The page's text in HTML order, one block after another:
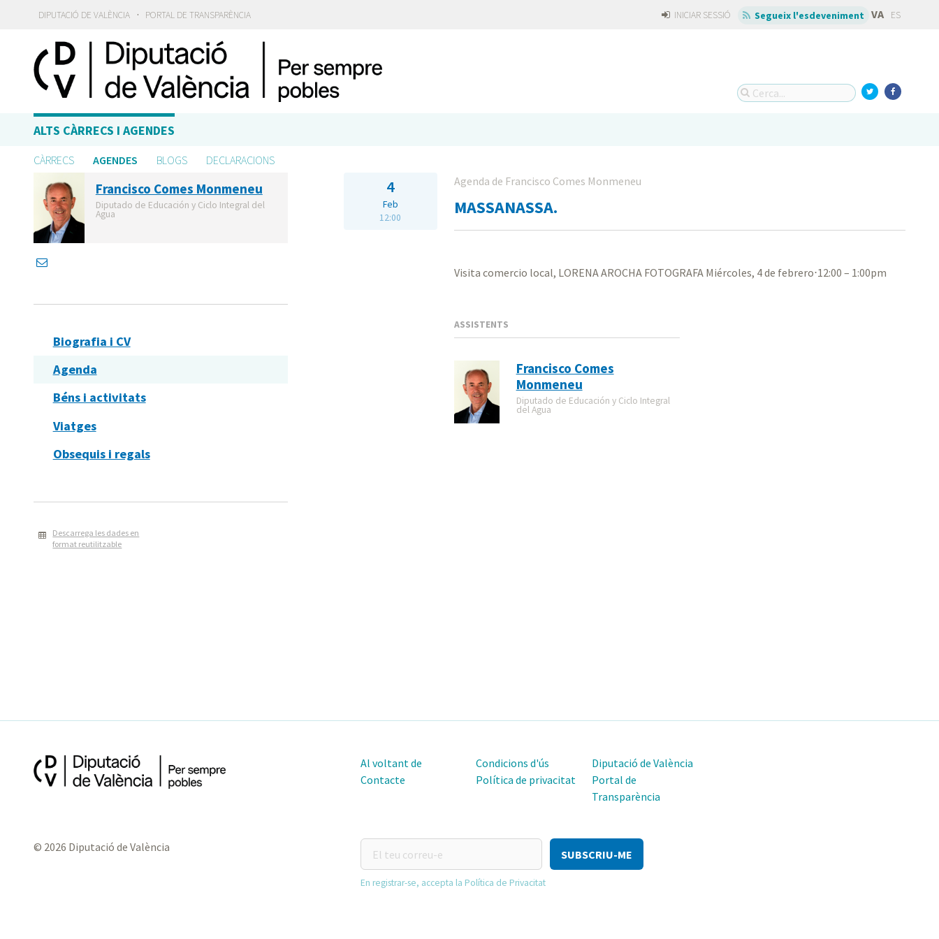
DIPUTACIÓ DE VALÈNCIA · PORTAL DE TRANSPARÈNCIA INICIAR SESSIÓ Segueix l'esdeveniment VA ES
ALTS CÀRRECS I AGENDES
CÀRRECS AGENDES BLOGS DECLARACIONS
Francisco Comes Monmeneu
Diputado de Educación y Ciclo Integral del
Agua
Biografia i CV
Agenda
Béns i activitats
Viatges
Obsequis i regals
Descarrega les dades en
format reutilitzable
4
Feb
12:00
Agenda de Francisco Comes Monmeneu
MASSANASSA.
Visita comercio local, LORENA AROCHA FOTOGRAFA Miércoles, 4 de febrero⋅12:00 – 1:00pm
ASSISTENTS
Francisco Comes
Monmeneu
Diputado de Educación y Ciclo Integral
del Agua
Al voltant de
Contacte
Condicions d'ús
Política de privacitat
Diputació de València
Portal de
Transparència
© 2026 Diputació de València
teu
correu-
En registrar-se, accepta la Política de Privacitat